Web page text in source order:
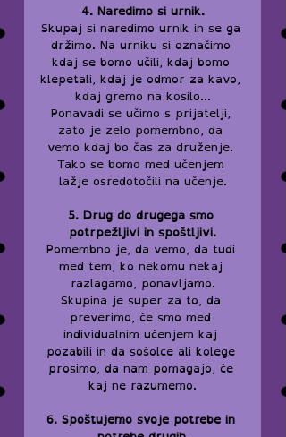
4. Naredimo si urnik.
Skupaj si naredimo urnik in se ga
držimo. Na urniku si označimo
kdaj se bomo učili, kdaj bomo
klepetali, kdaj je odmor za kavo,
kdaj gremo na kosilo...
Ponavadi se učimo s prijatelji,
zato je zelo pomembno, da
vemo kdaj bo čas za druženje.
Tako se bomo med učenjem
lažje osredotočili na učenje.
5. Drug do drugega smo
potrpežljivi in spoštljivi.
Pomembno je, da vemo, da tudi
med tem, ko nekomu nekaj
razlagamo, ponavljamo.
Skupina je super za to, da
preverimo, če smo med
individualnim učenjem kaj
pozabili in da sošolce ali kolege
prosimo, da nam pomagajo, če
kaj ne razumemo.
6. Spoštujemo svoje potrebe in